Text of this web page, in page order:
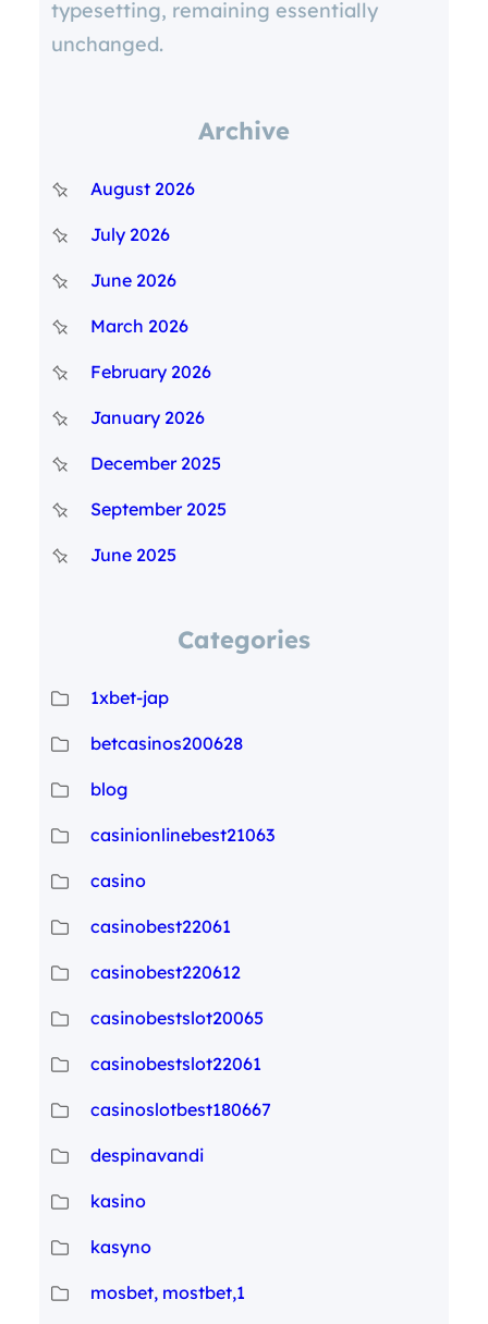
typesetting, remaining essentially
unchanged.
Archive
August 2026
July 2026
June 2026
March 2026
February 2026
January 2026
December 2025
September 2025
June 2025
Categories
1xbet-jap
betcasinos200628
blog
casinionlinebest21063
casino
casinobest22061
casinobest220612
casinobestslot20065
casinobestslot22061
casinoslotbest180667
despinavandi
kasino
kasyno
mosbet, mostbet,1